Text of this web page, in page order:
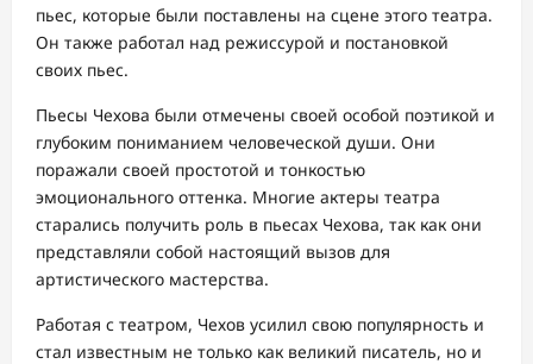
пьес, которые были поставлены на сцене этого театра.
Он также работал над режиссурой и постановкой
своих пьес.
Пьесы Чехова были отмечены своей особой поэтикой и
глубоким пониманием человеческой души. Они
поражали своей простотой и тонкостью
эмоционального оттенка. Многие актеры театра
старались получить роль в пьесах Чехова, так как они
представляли собой настоящий вызов для
артистического мастерства.
Работая с театром, Чехов усилил свою популярность и
стал известным не только как великий писатель, но и